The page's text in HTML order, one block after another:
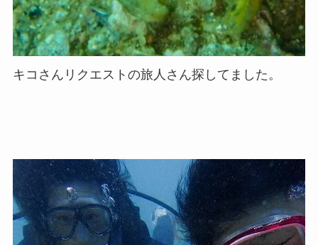
キコさんリクエストの旅人さん探してました。